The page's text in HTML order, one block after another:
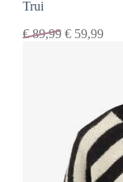
Trui
€89,99 € 59,99